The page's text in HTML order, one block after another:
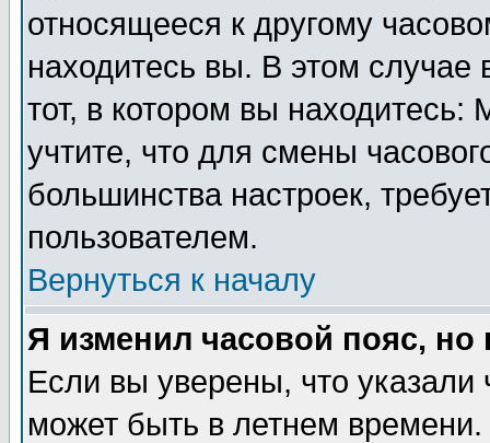
относящееся к другому
находитесь вы. В этом
тот, в котором вы
учтите, что для смены
большинства настроек,
пользователем.
Вернуться к началу
Я изменил часовой пояс,
Если вы уверены, что указали
может быть в летнем